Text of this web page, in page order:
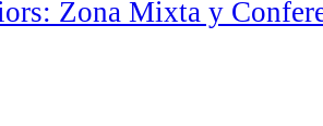
Zona Mixta y